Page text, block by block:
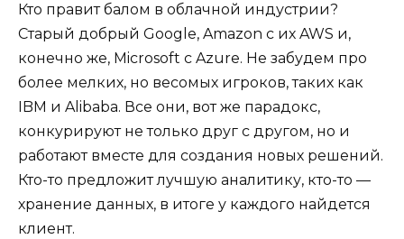
Кто правит балом в облачной индустрии?
Старый добрый Google, Amazon с их AWS и,
конечно же, Microsoft с Azure. Не забудем про
более мелких, но весомых игроков, таких как
IBM и Alibaba. Все они, вот же парадокс,
конкурируют не только друг с другом, но и
работают вместе для создания новых решений.
Кто-то предложит лучшую аналитику, кто-то —
хранение данных, в итоге у каждого найдется
клиент.